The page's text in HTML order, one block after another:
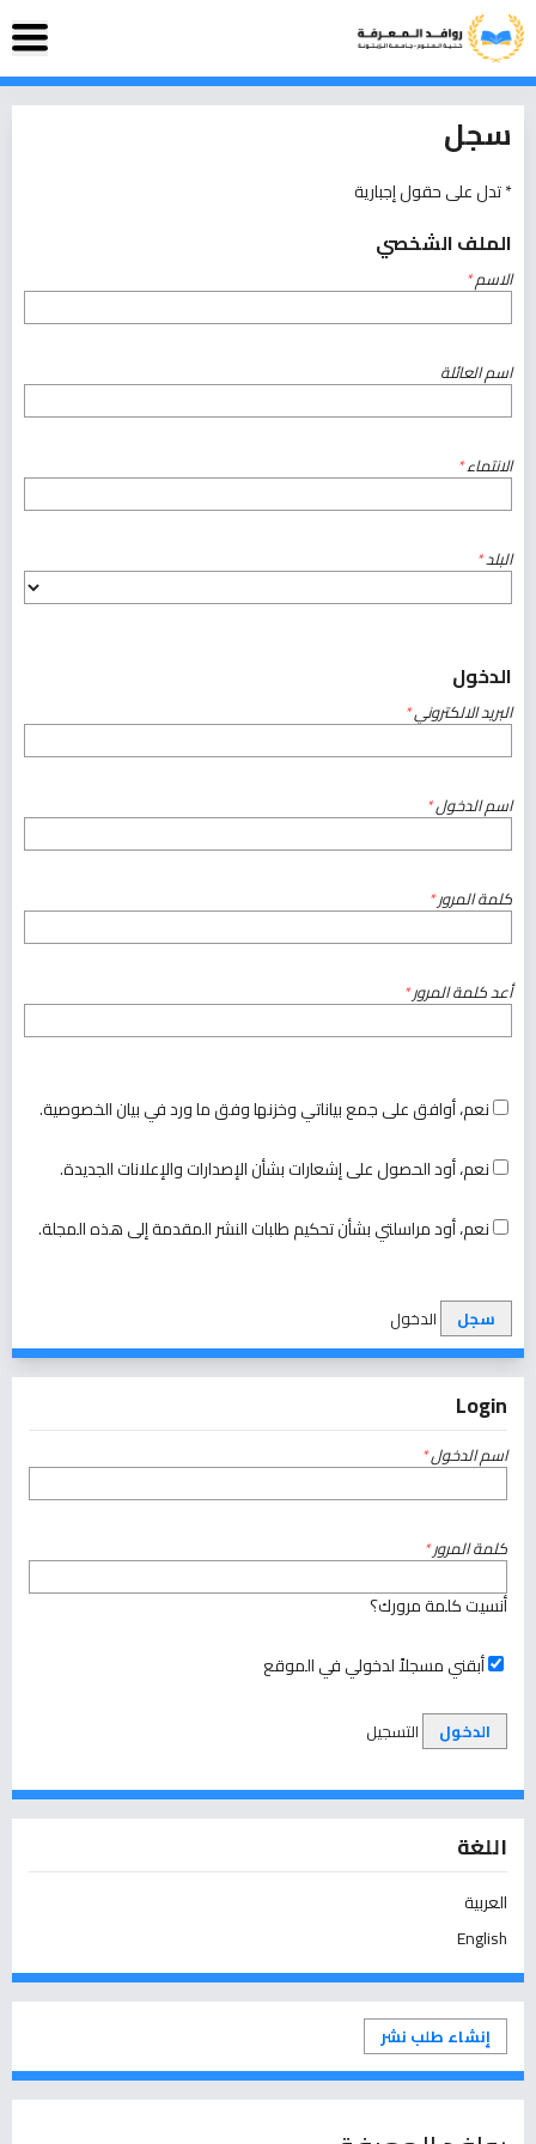
سجل
* تدل على حقول إجبارية
الملف الشخصي
الاسم*
اسم العائلة
الانتماء*
البلد*
الدخول
البريد الالكتروني*
اسم الدخول*
كلمة المرور*
أعد كلمة المرور*
بيان الخصوصية.
سجل الدخول
Login
اسم الدخول*
كلمة المرور*
أنسيت كلمة مرورك؟
أبقني مسجلاً لدخولي في الموقع
الدخول التسجيل
اللغة
العربية
English
إنشاء طلب نشر